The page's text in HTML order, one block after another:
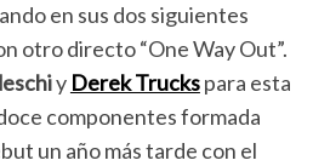
en sus dos siguientes
otro directo “One Way Out”.
y Derek Truckspara esta
componentes formada
un año más tarde con el